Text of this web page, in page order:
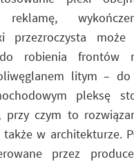
reklamę,
przezroczysta
do robienia frontów
litym – do
pleksę
przy czym to
także w architekturze.
przez